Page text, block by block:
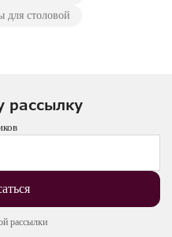
для столовой
рассылку
рассылки